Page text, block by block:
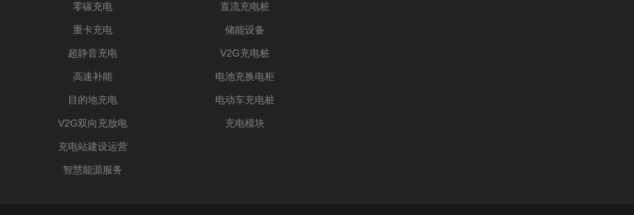
零碳充电
重卡充电
超静音充电
高速补能
目的地充电
V2G双向充放电
充电站建设运营
智慧能源服务
直流充电桩
储能设备
V2G充电桩
电池充换电柜
电动车充电桩
充电模块